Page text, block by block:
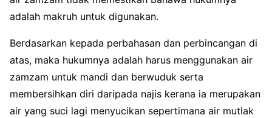
adalah makruh untuk digunakan.
Berdasarkan kepada perbahasan dan perbincangan di
atas, maka hukumnya adalah harus menggunakan air
zamzam untuk mandi dan berwuduk serta
membersihkan diri daripada najis kerana ia merupakan
air yang suci lagi menyucikan sepertimana air mutlak